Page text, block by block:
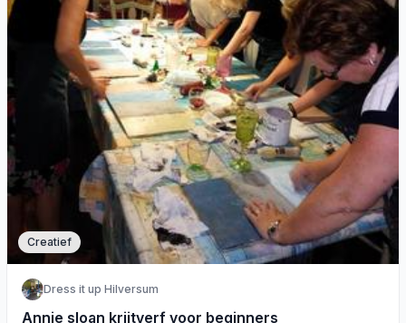
Creatief
Dress it up Hilversum
Annie sloan krijtverf voor beginners